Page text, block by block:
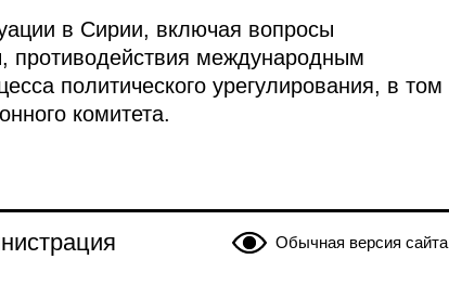
в Сирии, включая вопросы
противодействия международным
политического урегулирования, в том
комитета.
Обычная версия сайта